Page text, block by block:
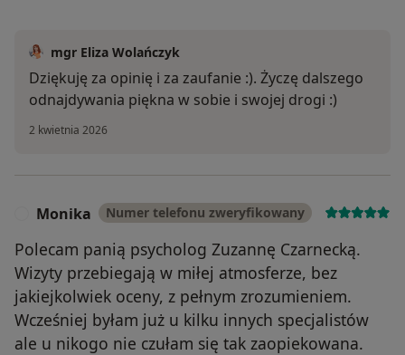
mgr Eliza Wolańczyk
Dziękuję za opinię i za zaufanie :). Życzę dalszego
odnajdywania piękna w sobie i swojej drogi :)
2 kwietnia 2026
Monika Numer telefonu zweryfikowany
Polecam panią psycholog Zuzannę Czarnecką.
Wizyty przebiegają w miłej atmosferze, bez
jakiejkolwiek oceny, z pełnym zrozumieniem.
Wcześniej byłam już u kilku innych specjalistów
ale u nikogo nie czułam się tak zaopiekowana.